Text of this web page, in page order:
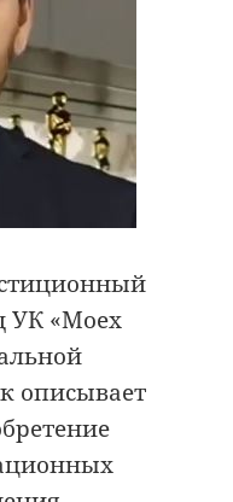
УК «Moex
описывает